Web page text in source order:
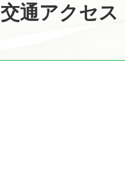
交通アクセス